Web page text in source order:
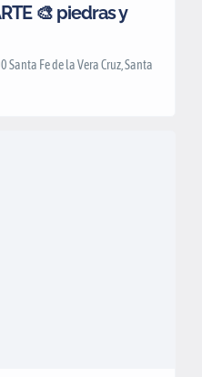
🎨 piedras y
Santa Fe de la Vera Cruz, Santa